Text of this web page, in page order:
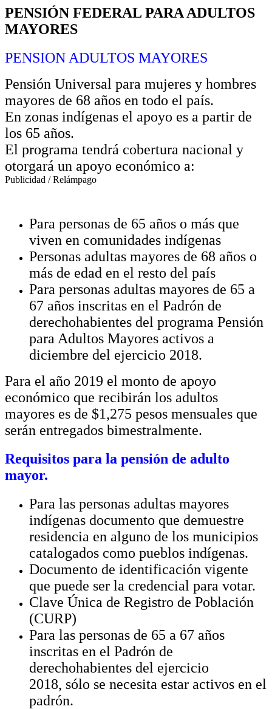
PENSIÓN FEDERAL PARA ADULTOS
MAYORES
PENSION ADULTOS MAYORES
Pensión Universal para mujeres y hombres
mayores de 68 años en todo el país.
En zonas indígenas el apoyo es a partir de
los 65 años.
El programa tendrá cobertura nacional y
otorgará un apoyo económico a:
Publicidad / Relámpago
Para personas de 65 años o más que
viven en comunidades indígenas
Personas adultas mayores de 68 años o
más de edad en el resto del país
Para personas adultas mayores de 65 a
67 años inscritas en el Padrón de
derechohabientes del programa Pensión
para Adultos Mayores activos a
diciembre del ejercicio 2018.
Para el año 2019 el monto de apoyo
económico que recibirán los adultos
mayores es de $1,275 pesos mensuales que
serán entregados bimestralmente.
Requisitos para la pensión de adulto
mayor.
Para las personas adultas mayores
indígenas documento que demuestre
residencia en alguno de los municipios
catalogados como pueblos indígenas.
Documento de identificación vigente
que puede ser la credencial para votar.
Clave Única de Registro de Población
(CURP)
Para las personas de 65 a 67 años
inscritas en el Padrón de
derechohabientes del ejercicio
2018, sólo se necesita estar activos en el
padrón.